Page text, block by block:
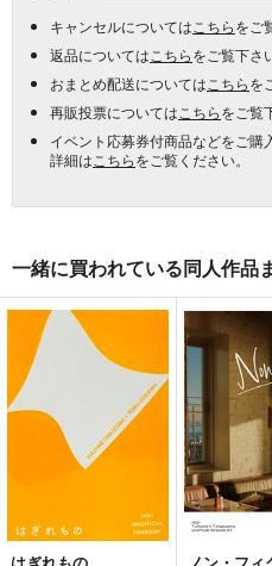
キャンセルについては こちらをご
返品については こちらをご覧下さ
おまとめ配送については こちらを
再販投票については こちらをご覧
イベント応募券付商品などをご購
詳細は こちらをご覧ください。
一緒に買われている同人作品